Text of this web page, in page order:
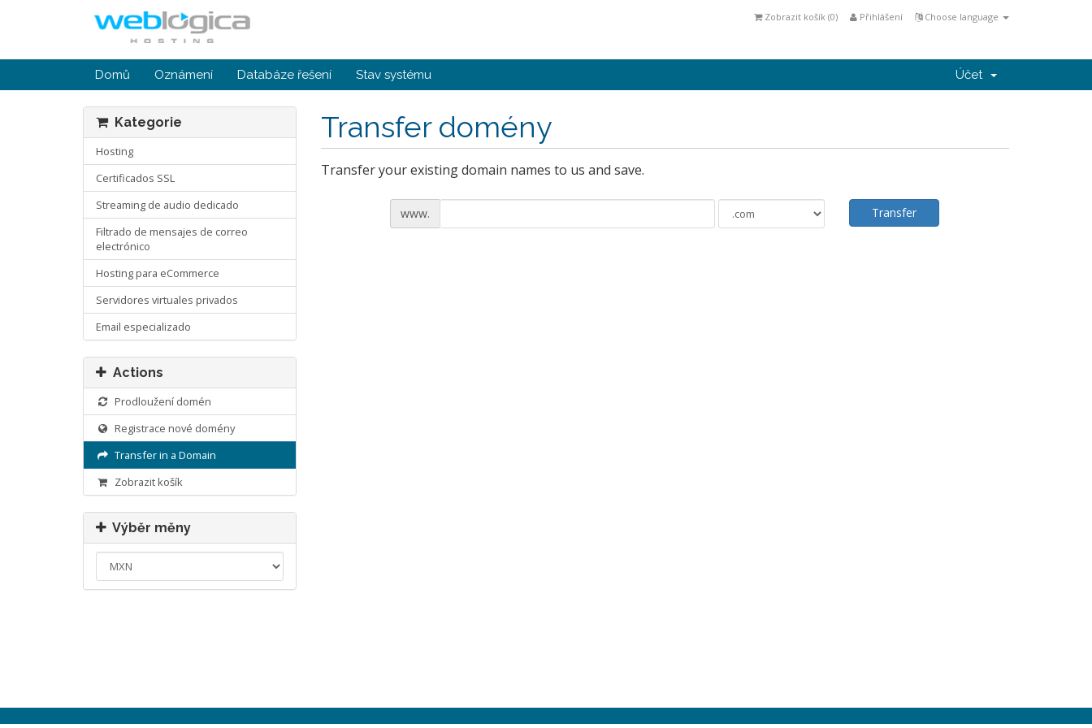
Choose language
Přihlášení
Zobrazit košík (0)
Domů Oznámení Databáze řešení Stav systému Účet
Transfer domény
Kategorie
Hosting
Certificados SSL
Streaming de audio dedicado
Filtrado de mensajes de correo
electrónico
Hosting para eCommerce
Servidores virtuales privados
Email especializado
Actions
Prodloužení domén
Registrace nové domény
Transfer in a Domain
Zobrazit košík
Výběr měny
Transfer your existing domain names to us and save.
www. Transfer